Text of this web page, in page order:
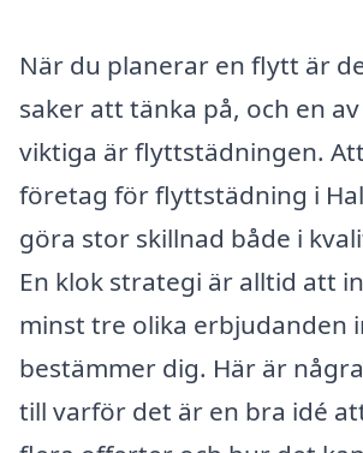
När du planerar en flytt är
saker att tänka på, och en
viktiga är flyttstädningen.
företag för flyttstädning i
göra stor skillnad både i
En klok strategi är alltid att
minst tre olika erbjudanden
bestämmer dig. Här är
till varför det är en bra idé